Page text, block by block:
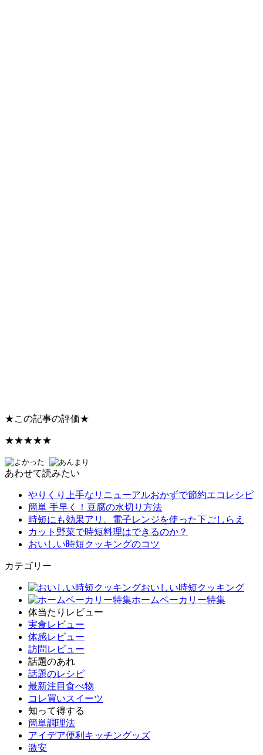
★この記事の評価★
★★★★★
あわせて読みたい
やりくり上手なリニューアルおかずで節約エコレシピ
簡単 手早く！豆腐の水切り方法
時短にも効果アリ。電子レンジを使った下ごしらえ
カット野菜で時短料理はできるのか？
おいしい時短クッキングのコツ
カテゴリー
おいしい時短クッキング
ホームベーカリー特集
体当たりレビュー
実食レビュー
体感レビュー
訪問レビュー
話題のあれ
話題のレシピ
最新注目食べ物
コレ買いスイーツ
知って得する
簡単調理法
アイデア便利キッチングッズ
激安